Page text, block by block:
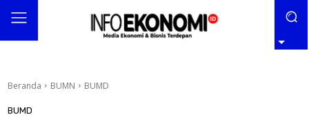
Beranda BUMN BUMD
BUMD